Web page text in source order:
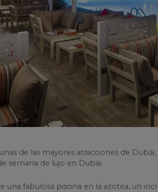
de las mayores atracciones de
semana de lujo en Dubái.
una fabulosa piscina en la azotea, un